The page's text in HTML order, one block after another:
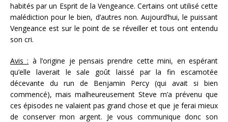
habités par un Esprit de la Vengeance. Certains ont utilisé cette
malédiction pour le bien, d’autres non. Aujourd’hui, le puissant
Vengeance est sur le point de se réveiller et tous ont entendu
son cri.
Avis : à l’origine je pensais prendre cette mini, en espérant
qu’elle laverait le sale goût laissé par la fin escamotée
décevante du run de Benjamin Percy (qui avait si bien
commencé), mais malheureusement Steve m’a prévenu que
ces épisodes ne valaient pas grand chose et que je ferai mieux
de conserver mon argent. Je vous communique donc son